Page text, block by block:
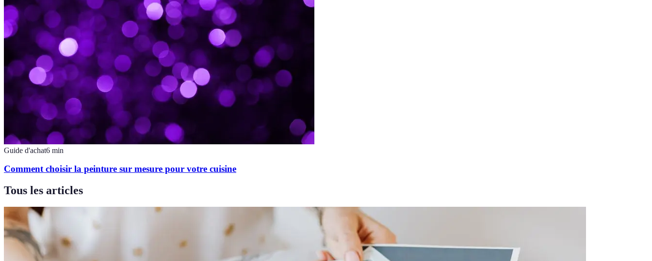
Guide d'achat6 min
Comment choisir la peinture sur mesure pour votre cuisine
Tous les articles